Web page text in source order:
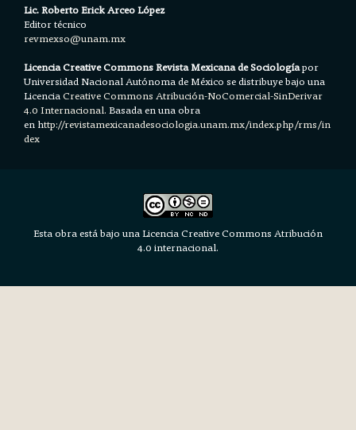
Lic. Roberto Erick Arceo López
Editor técnico
revmexso@unam.mx
Licencia Creative Commons Revista Mexicana de Sociologíapor
Universidad Nacional Autónoma de México se distribuye bajo una
LicenciaCreative Commons Atribución-NoComercial-SinDerivar
4.0 Internacional.Basada en una obra
en http://revistamexicanadesociologia.unam.mx/index.php/rms/in
dex
Esta obra está bajo una Licencia Creative Commons Atribución
4.0 internacional.